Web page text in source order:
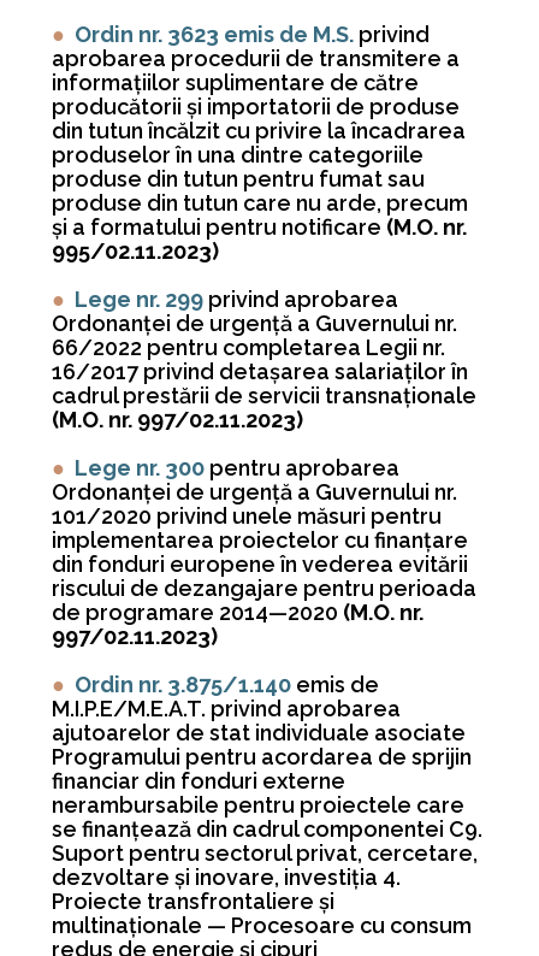
● Ordin nr. 3623 emis de M.S. privind
aprobarea procedurii de transmitere a
informaţiilor suplimentare de către
producătorii şi importatorii de produse
din tutun încălzit cu privire la încadrarea
produselor în una dintre categoriile
produse din tutun pentru fumat sau
produse din tutun care nu arde, precum
şi a formatului pentru notificare (M.O. nr.
995/02.11.2023)
● Lege nr. 299 privind aprobarea
Ordonanței de urgență a Guvernului nr.
66/2022 pentru completarea Legii nr.
16/2017 privind detașarea salariaților în
cadrul prestării de servicii transnaționale
(M.O. nr. 997/02.11.2023)
● Lege nr. 300 pentru aprobarea
Ordonanței de urgență a Guvernului nr.
101/2020 privind unele măsuri pentru
implementarea proiectelor cu finanțare
din fonduri europene în vederea evitării
riscului de dezangajare pentru perioada
de programare 2014—2020 (M.O. nr.
997/02.11.2023)
● Ordin nr. 3.875/1.140 emis de
M.I.P.E/M.E.A.T. privind aprobarea
ajutoarelor de stat individuale asociate
Programului pentru acordarea de sprijin
financiar din fonduri externe
nerambursabile pentru proiectele care
se finanțează din cadrul componentei C9.
Suport pentru sectorul privat, cercetare,
dezvoltare și inovare, investiția 4.
Proiecte transfrontaliere și
multinaționale — Procesoare cu consum
redus de energie și cipuri